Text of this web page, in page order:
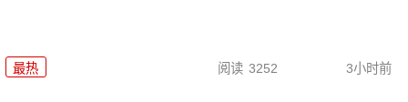
最热 阅读 3252 3小时前